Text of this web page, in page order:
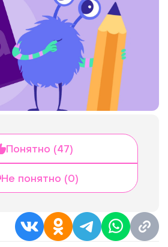
Понятно (47)
Не понятно (0)